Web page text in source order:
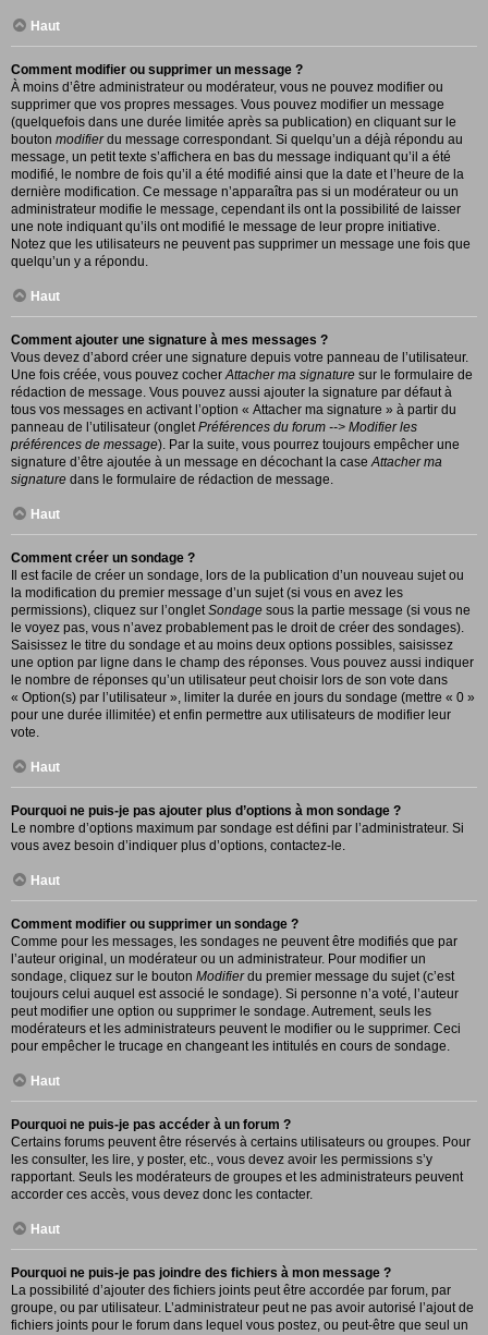
Haut
Comment modifier ou supprimer un message ?
À moins d’être administrateur ou modérateur, vous ne pouvez modifier ou
supprimer que vos propres messages. Vous pouvez modifier un message
(quelquefois dans une durée limitée après sa publication) en cliquant sur le
bouton modifierdu message correspondant. Si quelqu’un a déjà répondu au
message, un petit texte s’affichera en bas du message indiquant qu’il a été
modifié, le nombre de fois qu’il a été modifié ainsi que la date et l’heure de la
dernière modification. Ce message n’apparaîtra pas si un modérateur ou un
administrateur modifie le message, cependant ils ont la possibilité de laisser
une note indiquant qu’ils ont modifié le message de leur propre initiative.
Notez que les utilisateurs ne peuvent pas supprimer un message une fois que
quelqu’un y a répondu.
Haut
Comment ajouter une signature à mes messages ?
Vous devez d’abord créer une signature depuis votre panneau de l’utilisateur.
Une fois créée, vous pouvez cocher Attacher ma signature sur le formulaire de
rédaction de message. Vous pouvez aussi ajouter la signature par défaut à
tous vos messages en activant l’option « Attacher ma signature » à partir du
panneau de l’utilisateur (onglet Préférences du forum --> Modifier les
préférences de message). Par la suite, vous pourrez toujours empêcher une
signature d’être ajoutée à un message en décochant la case Attacher ma
signature dans le formulaire de rédaction de message.
Haut
Comment créer un sondage ?
Il est facile de créer un sondage, lors de la publication d’un nouveau sujet ou
la modification du premier message d’un sujet (si vous en avez les
permissions), cliquez sur l’onglet Sondage sous la partie message (si vous ne
le voyez pas, vous n’avez probablement pas le droit de créer des sondages).
Saisissez le titre du sondage et au moins deux options possibles, saisissez
une option par ligne dans le champ des réponses. Vous pouvez aussi indiquer
le nombre de réponses qu’un utilisateur peut choisir lors de son vote dans
« Option(s) par l’utilisateur », limiter la durée en jours du sondage (mettre « 0 »
pour une durée illimitée) et enfin permettre aux utilisateurs de modifier leur
vote.
Haut
Pourquoi ne puis-je pas ajouter plus d’options à mon sondage ?
Le nombre d’options maximum par sondage est défini par l’administrateur. Si
vous avez besoin d’indiquer plus d’options, contactez-le.
Haut
Comment modifier ou supprimer un sondage ?
Comme pour les messages, les sondages ne peuvent être modifiés que par
l’auteur original, un modérateur ou un administrateur. Pour modifier un
sondage, cliquez sur le bouton Modifierdu premier message du sujet (c’est
toujours celui auquel est associé le sondage). Si personne n’a voté, l’auteur
peut modifier une option ou supprimer le sondage. Autrement, seuls les
modérateurs et les administrateurs peuvent le modifier ou le supprimer. Ceci
pour empêcher le trucage en changeant les intitulés en cours de sondage.
Haut
Pourquoi ne puis-je pas accéder à un forum ?
Certains forums peuvent être réservés à certains utilisateurs ou groupes. Pour
les consulter, les lire, y poster, etc., vous devez avoir les permissions s’y
rapportant. Seuls les modérateurs de groupes et les administrateurs peuvent
accorder ces accès, vous devez donc les contacter.
Haut
Pourquoi ne puis-je pas joindre des fichiers à mon message ?
La possibilité d’ajouter des fichiers joints peut être accordée par forum, par
groupe, ou par utilisateur. L’administrateur peut ne pas avoir autorisé l’ajout de
fichiers joints pour le forum dans lequel vous postez, ou peut-être que seul un